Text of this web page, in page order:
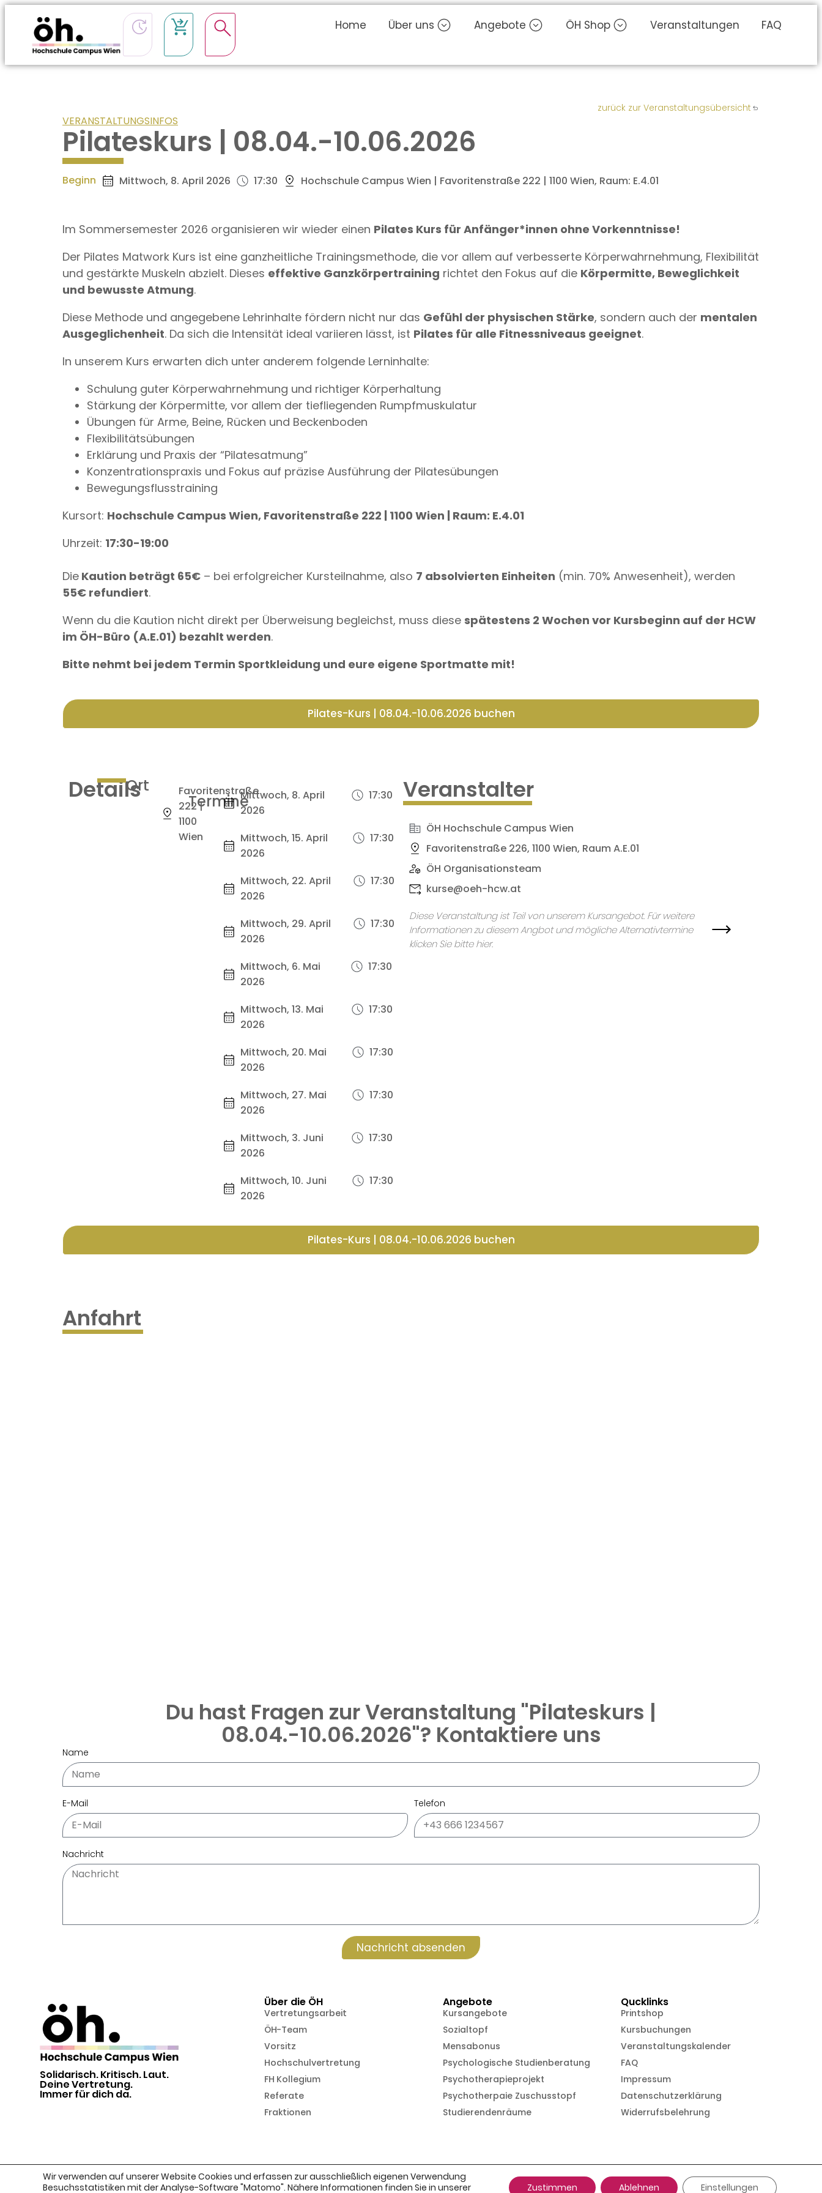
Home Über uns Angebote ÖH Shop Veranstaltungen FAQ
zurück zur Veranstaltungsübersicht
VERANSTALTUNGSINFOS
Pilateskurs | 08.04.-10.06.2026
Beginn Mittwoch, 8. April 2026 17:30 Hochschule Campus Wien | Favoritenstraße 222 | 1100 Wien, Raum: E.4.01
Im Sommersemester 2026 organisieren wir wieder einen Pilates Kurs für Anfänger*innen ohne Vorkenntnisse!
Der Pilates Matwork Kurs ist eine ganzheitliche Trainingsmethode, die vor allem auf verbesserte Körperwahrnehmung, Flexibilität
und gestärkte Muskeln abzielt. Dieses effektive Ganzkörpertraining richtet den Fokus auf die Körpermitte, Beweglichkeit
und bewusste Atmung.
Diese Methode und angegebene Lehrinhalte fördern nicht nur das Gefühl der physischen Stärke, sondern auch der mentalen
Ausgeglichenheit. Da sich die Intensität ideal variieren lässt, ist Pilates für alle Fitnessniveaus geeignet.
In unserem Kurs erwarten dich unter anderem folgende Lerninhalte:
Schulung guter Körperwahrnehmung und richtiger Körperhaltung
Stärkung der Körpermitte, vor allem der tiefliegenden Rumpfmuskulatur
Übungen für Arme, Beine, Rücken und Beckenboden
Flexibilitätsübungen
Erklärung und Praxis der “Pilatesatmung”
Konzentrationspraxis und Fokus auf präzise Ausführung der Pilatesübungen
Bewegungsflusstraining
Kursort: Hochschule Campus Wien, Favoritenstraße 222 | 1100 Wien | Raum: E.4.01
Uhrzeit: 17:30-19:00
Die Kaution beträgt 65€ – bei erfolgreicher Kursteilnahme, also 7 absolvierten Einheiten (min. 70% Anwesenheit), werden
55€ refundiert.
Wenn du die Kaution nicht direkt per Überweisung begleichst, muss diese spätestens 2 Wochen vor Kursbeginn auf der HCW
im ÖH-Büro (A.E.01) bezahlt werden.
Bitte nehmt bei jedem Termin Sportkleidung und eure eigene Sportmatte mit!
Pilates-Kurs | 08.04.-10.06.2026 buchen
Details
Ort
Favoritenstraße
222 |
1100
Wien
TermineMittwoch, 8. April
2026
17:30
Mittwoch, 15. April
2026
17:30
Mittwoch, 22. April
2026
17:30
Mittwoch, 29. April
2026
17:30
Mittwoch, 6. Mai
2026
17:30
Mittwoch, 13. Mai
2026
17:30
Mittwoch, 20. Mai
2026
17:30
Mittwoch, 27. Mai
2026
17:30
Mittwoch, 3. Juni
2026
17:30
Mittwoch, 10. Juni
2026
17:30
Veranstalter
ÖH Hochschule Campus Wien
Favoritenstraße 226, 1100 Wien, Raum A.E.01
ÖH Organisationsteam
kurse@oeh-hcw.at
Diese Veranstaltung ist Teil von unserem Kursangebot. Für weitere
Informationen zu diesem Angbot und mögliche Alternativtermine
klicken Sie bitte hier.
Pilates-Kurs | 08.04.-10.06.2026 buchen
Anfahrt
Du hast Fragen zur Veranstaltung "Pilateskurs |
08.04.-10.06.2026"? Kontaktiere uns
Name
E-Mail Telefon
Nachricht
Nachricht absenden
Solidarisch. Kritisch. Laut.
Deine Vertretung.
Immer für dich da.
Über die ÖH
Vertretungsarbeit
ÖH-Team
Vorsitz
Hochschulvertretung
FH Kollegium
Referate
Fraktionen
Angebote
Kursangebote
Sozialtopf
Mensabonus
Psychologische Studienberatung
Psychotherapieprojekt
Psychotherpaie Zuschusstopf
Studierendenräume
Qucklinks
Printshop
Kursbuchungen
Veranstaltungskalender
FAQ
Impressum
Datenschutzerklärung
Widerrufsbelehrung
Wir verwenden auf unserer Website Cookies und erfassen zur ausschließlich eigenen Verwendung
Besuchsstatistiken mit der Analyse-Software "Matomo". Nähere Informationen finden Sie in unserer
Zustimmen Ablehnen Einstellungen